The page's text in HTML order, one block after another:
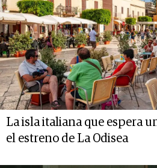
La isla italiana que espera
el estreno de La Odisea